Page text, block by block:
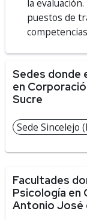
la
puestos de
Sedes donde
en
Sucre
Sede Sincelejo
Facultades
Psicología en
Antonio José